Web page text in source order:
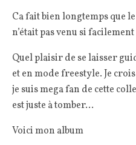
Ca fait bien longtemps que
n’était pas venu si facilement
Quel plaisir de se laisser
et en mode freestyle. Je
je suis mega fan de cette
est juste à tomber…
Voici mon album